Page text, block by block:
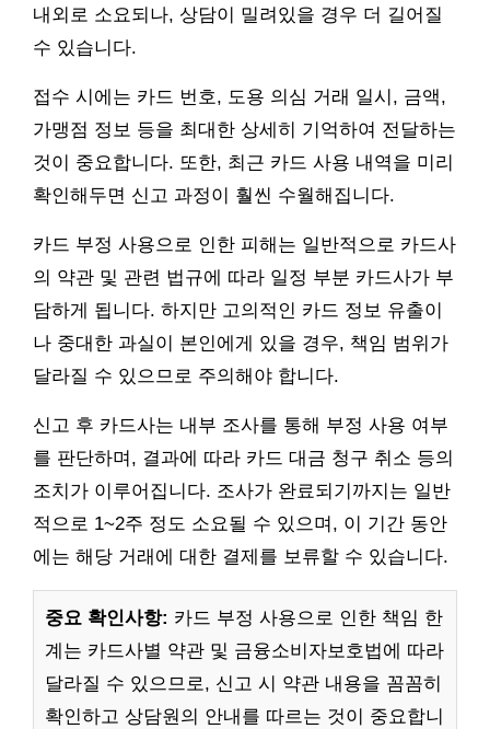
내외로 소요되나, 상담이 밀려있을 경우 더 길어질
수 있습니다.
접수 시에는 카드 번호, 도용 의심 거래 일시, 금액,
가맹점 정보 등을 최대한 상세히 기억하여 전달하는
것이 중요합니다. 또한, 최근 카드 사용 내역을 미리
확인해두면 신고 과정이 훨씬 수월해집니다.
카드 부정 사용으로 인한 피해는 일반적으로 카드사
의 약관 및 관련 법규에 따라 일정 부분 카드사가 부
담하게 됩니다. 하지만 고의적인 카드 정보 유출이
나 중대한 과실이 본인에게 있을 경우, 책임 범위가
달라질 수 있으므로 주의해야 합니다.
신고 후 카드사는 내부 조사를 통해 부정 사용 여부
를 판단하며, 결과에 따라 카드 대금 청구 취소 등의
조치가 이루어집니다. 조사가 완료되기까지는 일반
적으로 1~2주 정도 소요될 수 있으며, 이 기간 동안
에는 해당 거래에 대한 결제를 보류할 수 있습니다.
중요 확인사항: 카드 부정 사용으로 인한 책임 한
계는 카드사별 약관 및 금융소비자보호법에 따라
달라질 수 있으므로, 신고 시 약관 내용을 꼼꼼히
확인하고 상담원의 안내를 따르는 것이 중요합니